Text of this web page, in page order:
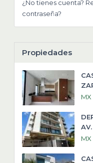
¿No tienes cuenta?
contraseña?
Propiedades